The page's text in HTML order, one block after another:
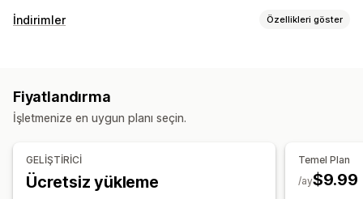
Banner türü
Banner konumu Arka planlar
Zamanlama
Coğrafi hedefleme
Gerçek zamanlı analizler
İndirimler Özellikleri göster
İndirimleri yönetme
Fiyatlandırma
İşletmenize en uygun planı seçin.
GELİŞTİRİCİ
Ücretsiz yükleme
Temel Plan
$9.99
/ay